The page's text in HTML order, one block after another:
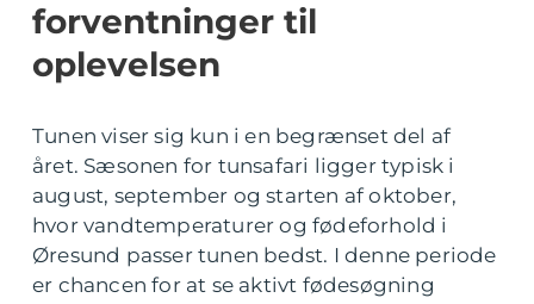
forventninger til
oplevelsen
Tunen viser sig kun i en begrænset del af
året. Sæsonen for tunsafari ligger typisk i
august, september og starten af oktober,
hvor vandtemperaturer og fødeforhold i
Øresund passer tunen bedst. I denne periode
er chancen for at se aktivt fødesøgning